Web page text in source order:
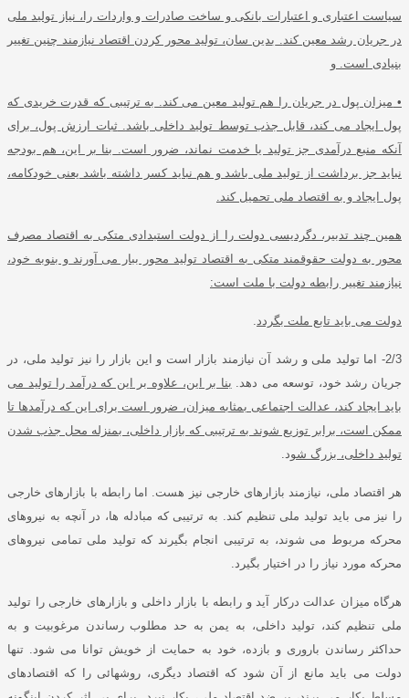
سیاست اعتباری و اعتبارات بانکی و ساخت صادرات و واردات را، نیاز تولید ملی
در جریان رشد معین کند
بدین سان، تولید محور کردن اقتصاد نیازمند چنین تغییر
بنیادی است و
• میزان پول در جریان را هم تولید معین می کند
به ترتیبی که قدرت خریدی که
پول ایجاد می کند، قابل جذب توسط تولید داخلی باشد
.ثبات ارزش پول، برای
آنکه منبع درآمدی جز تولید یا خدمت نماند، ضرور است
بنا بر این، هم بودجه
نباید جز برداشت از تولید ملی باشد و هم نباید کسر داشته باشد یعنی خودکامه،
پول ایجاد و به اقتصاد ملی تحمیل کند
همین چند تدبیر، دگردیسی دولت را از دولت استبدادی متکی به اقتصاد مصرف
محور به دولت حقوقمند متکی به اقتصاد تولید محور ببار می آورند و بنوبه خود،
نیازمند تغییر رابطه دولت با ملت است:
دولت می باید تابع ملت بگردد
2/3-
اما تولید ملی و رشد آن نیازمند بازار است و این بازار را نیز تولید ملی، در
جریان رشد خود، توسعه می دهد
بنا بر این، علاوه بر این که درآمد را تولید می
باید ایجاد کند، عدالت اجتماعی بمثابه میزان، ضرور است برای این که درآمدها تا
ممکن است، برابر توزیع شوند به ترتیبی که بازار داخلی، بمنزله محل جذب شدن
تولید داخلی، بزرگ شود
هر اقتصاد ملی، نیازمند بازارهای خارجی نیز هست
اما رابطه با بازارهای خارجی
را نیز می باید تولید ملی تنظیم کند
به ترتیبی که مبادله ها، در آنچه به نیروهای
محرکه مربوط می شوند، به ترتیبی انجام بگیرند که تولید ملی تمامی نیروهای
محرکه مورد نیاز را در اختیار بگیرد
هرگاه میزان عدالت درکار آید و رابطه با بازار داخلی و بازارهای خارجی را تولید
ملی تنظیم کند، تولید داخلی، به یمن به حد مطلوب رساندن مرغوبیت و به
حداکثر رساندن باروری و بازده، خود به حمایت از خویش توانا می شود
تنها
دولت می باید مانع از آن شود که اقتصاد دیگری، روشهائی را که اقتصادهای